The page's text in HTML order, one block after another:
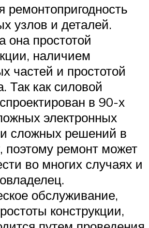
ремонтопригодность
узлов и деталей.
она простотой
наличием
частей и простотой
Так как силовой
спроектирован в 90-х
электронных
сложных решений в
поэтому ремонт может
во многих случаях и
обслуживание,
конструкции,